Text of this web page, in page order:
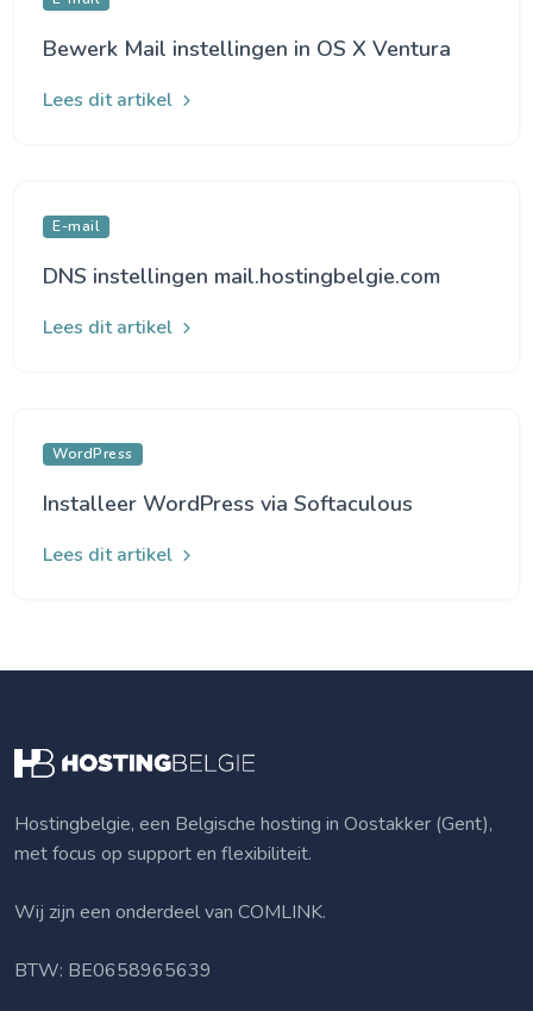
Bewerk Mail instellingen in OS X Ventura
Lees dit artikel
E-mail
DNS instellingen mail.hostingbelgie.com
Lees dit artikel
WordPress
Installeer WordPress via Softaculous
Lees dit artikel
Hostingbelgie, een Belgische hosting in Oostakker (Gent),
met focus op support en flexibiliteit.
Wij zijn een onderdeel van COMLINK.
BTW: BE0658965639